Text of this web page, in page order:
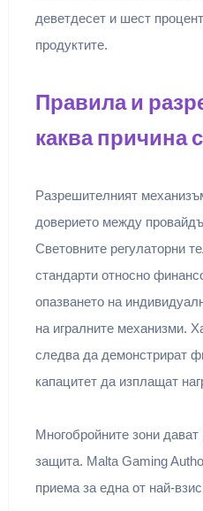
деветдесет и шест
продуктите.
Правила и
каква причина
Разрешителният
доверието между
Световните регулаторни
стандарти относно
опазването на
на игралните механизми.
следва да демонстрират
капацитет да изплащат
Многобройните зони
защита. Malta Gaming
приема за една от най-